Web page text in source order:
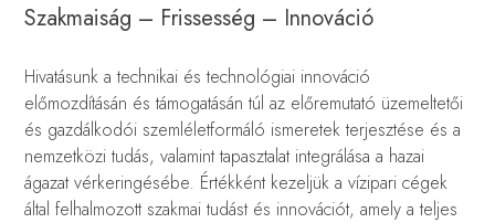
Szakmaiság – Frissesség – Innováció
Hivatásunk a technikai és technológiai innováció
előmozdításán és támogatásán túl az előremutató üzemeltetői
és gazdálkodói szemléletformáló ismeretek terjesztése és a
nemzetközi tudás, valamint tapasztalat integrálása a hazai
ágazat vérkeringésébe. Értékként kezeljük a vízipari cégek
által felhalmozott szakmai tudást és innovációt, amely a teljes